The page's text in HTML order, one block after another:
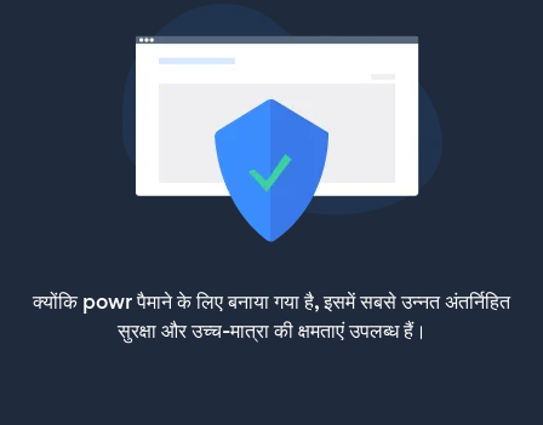
क्योंकि powr पैमाने के लिए बनाया गया है, इसमें सबसे उन्नत अंतर्निहित
सुरक्षा और उच्च-मात्रा की क्षमताएं उपलब्ध हैं।